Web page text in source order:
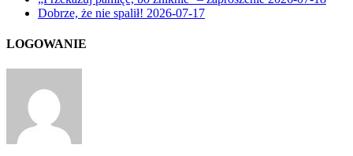
Dobrze, że nie spalił! 2026-07-17
LOGOWANIE